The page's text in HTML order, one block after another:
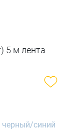
5 м лента